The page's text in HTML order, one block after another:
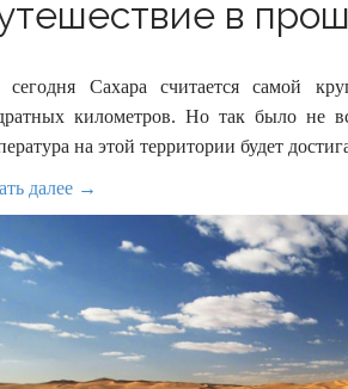
в
сегодня Сахара считается самой
километров. Но так было не
на этой территории будет
далее →